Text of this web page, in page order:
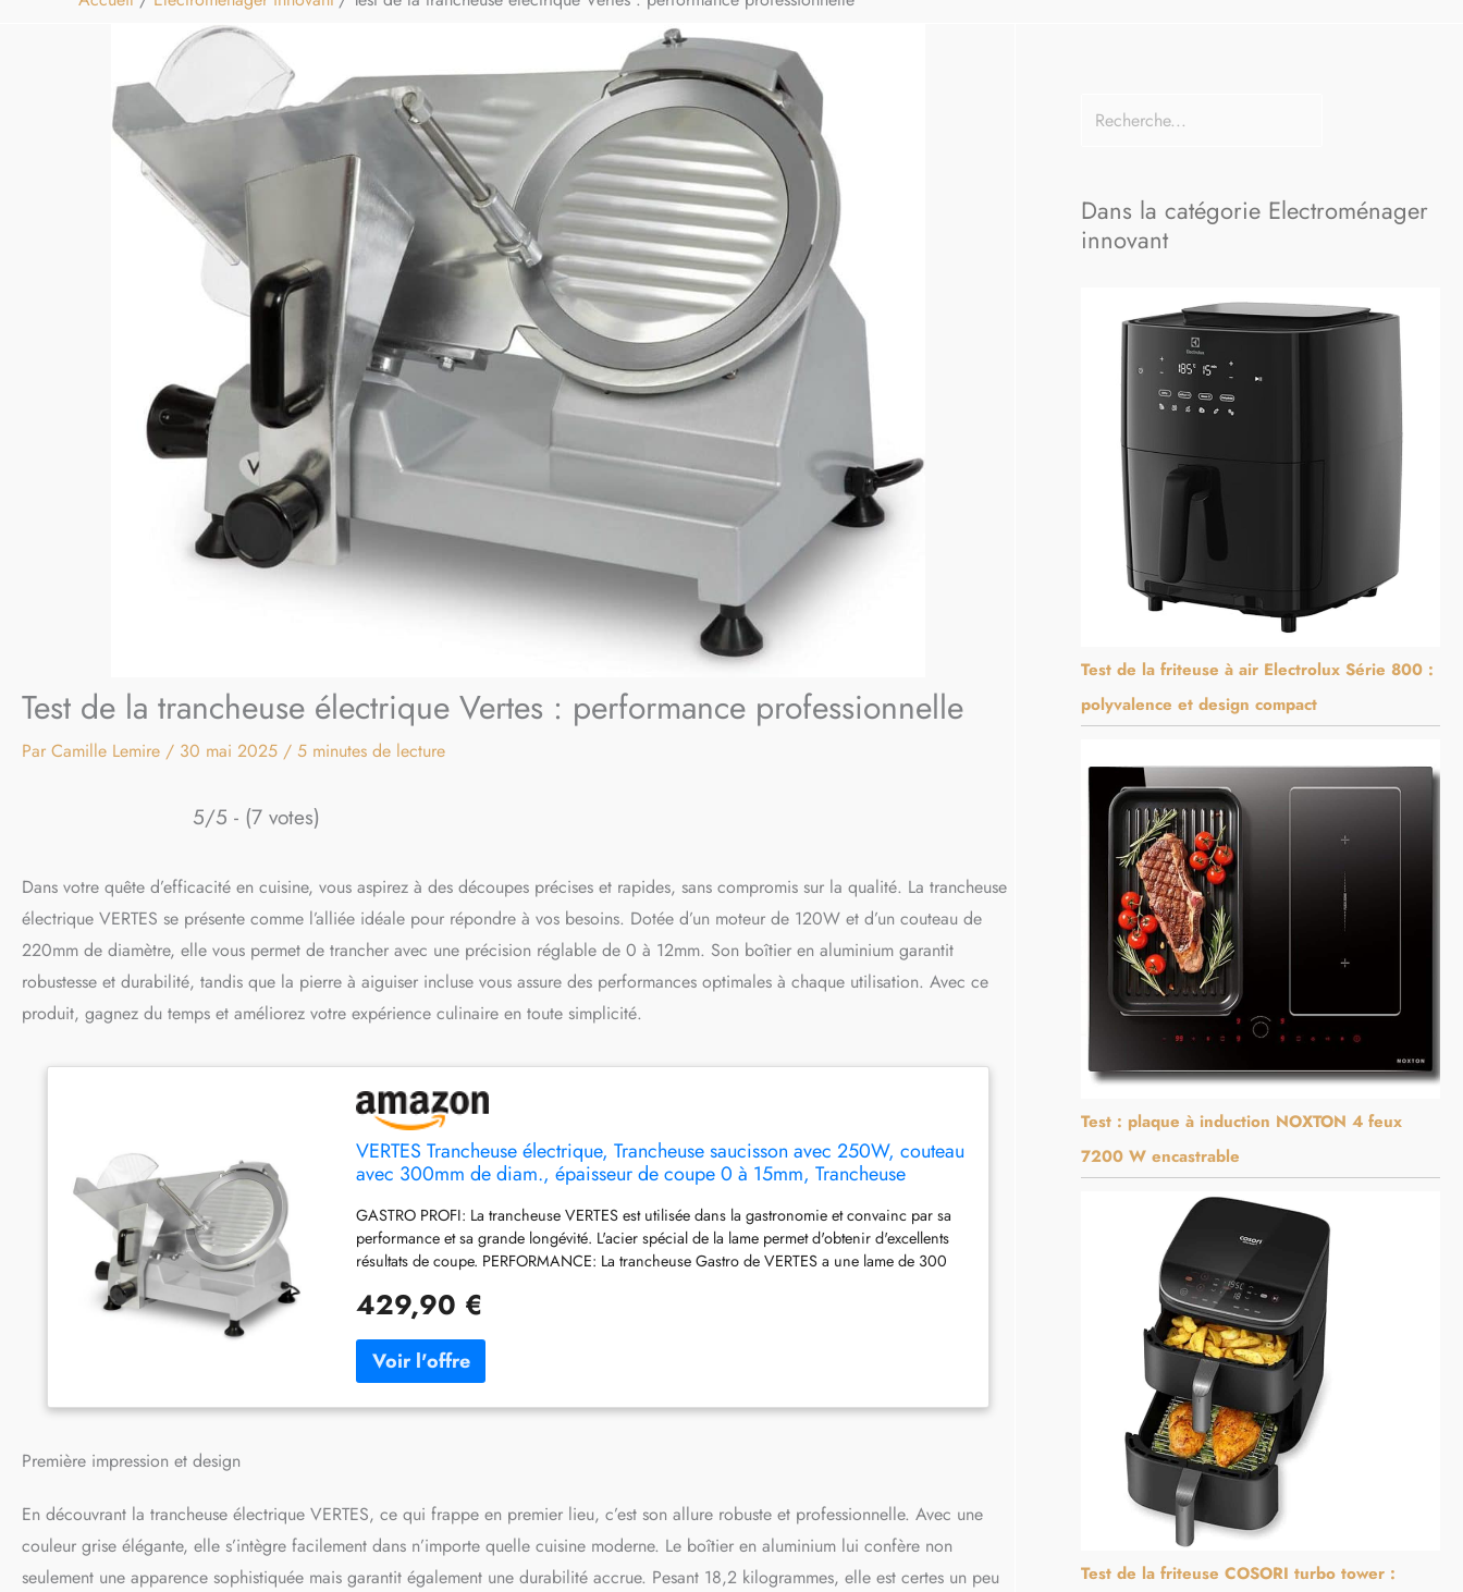
Test de la trancheuse électrique Vertes : performance professionnelle
Par Camille Lemire / 30 mai 2025 / 5 minutes de lecture
5/5 - (7 votes)
Dans votre quête d’efficacité en cuisine, vous aspirez à des découpes précises et rapides, sans compromis sur la qualité. La trancheuse
électrique VERTES se présente comme l’alliée idéale pour répondre à vos besoins. Dotée d’un moteur de 120W et d’un couteau de
220mm de diamètre, elle vous permet de trancher avec une précision réglable de 0 à 12mm. Son boîtier en aluminium garantit
robustesse et durabilité, tandis que la pierre à aiguiser incluse vous assure des performances optimales à chaque utilisation. Avec ce
produit, gagnez du temps et améliorez votre expérience culinaire en toute simplicité.
VERTES Trancheuse électrique, Trancheuse saucisson avec 250W, couteau
avec 300mm de diam., épaisseur de coupe 0 à 15mm, Trancheuse
GASTRO PROFI: La trancheuse VERTES est utilisée dans la gastronomie et convainc par sa
performance et sa grande longévité. L'acier spécial de la lame permet d'obtenir d'excellents
résultats de coupe. PERFORMANCE: La trancheuse Gastro de VERTES a une lame de 300
peut être réglée entre 0 et 15 mm. DÉTAILS: l'aiguiseur de lames semi-automatique intégré
tranchante. La trancheuse universelle convient à tous les aliments QUALITÉ: Modèle
entièrement métallique avec boîtier en aluminium et lame en acier - convient pour un
trancheuses performantes et fiables.
429,90 €
Première impression et design
En découvrant la trancheuse électrique VERTES, ce qui frappe en premier lieu, c’est son allure robuste et professionnelle. Avec une
couleur grise élégante, elle s’intègre facilement dans n’importe quelle cuisine moderne. Le boîtier en aluminium lui confère non
seulement une apparence sophistiquée mais garantit également une durabilité accrue. Pesant 18,2 kilogrammes, elle est certes un peu
Dans la catégorie Electroménager
innovant
Test de la friteuse à air Electrolux Série 800 :
polyvalence et design compact
Test : plaque à induction NOXTON 4 feux
7200 W encastrable
Test de la friteuse COSORI turbo tower :